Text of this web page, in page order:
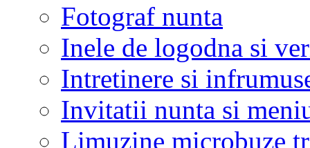
Fotograf nunta
Inele de logodna si
Intretinere si
Invitatii nunta si
Limuzine microbuze